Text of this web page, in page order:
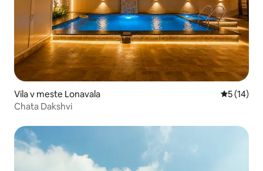
Vila v meste Lonavala
5 (14)
Chata Dakshvi